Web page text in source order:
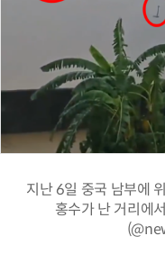
지난 6일 중국 남부에
홍수가 난 거리에